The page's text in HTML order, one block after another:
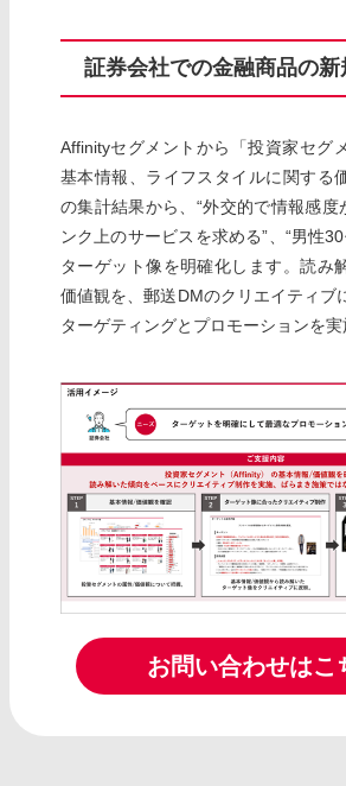
証券会社での金融商品の新
Affinityセグメントから「投資家セグ
基本情報、ライフスタイルに関する
の集計結果から、“外交的で情報感度
ンク上のサービスを求める”、“男性30
ターゲット像を明確化します。読み
価値観を、郵送DMのクリエイティブ
ターゲティングとプロモーションを実
お問い合わせはこ